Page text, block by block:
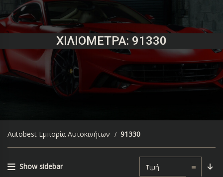
ΧΙΛΙΌΜΕΤΡΑ: 91330
Autobest Εμπορία Αυτοκινήτων 91330
Show sidebar Τιμή